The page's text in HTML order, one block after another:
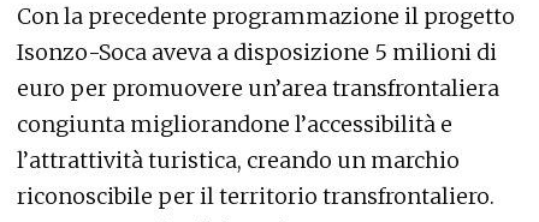
Con la precedente programmazione il progetto
Isonzo-Soca aveva a disposizione 5 milioni di
euro per promuovere un’area transfrontaliera
congiunta migliorandone l’accessibilità e
l’attrattività turistica, creando un marchio
riconoscibile per il territorio transfrontaliero.